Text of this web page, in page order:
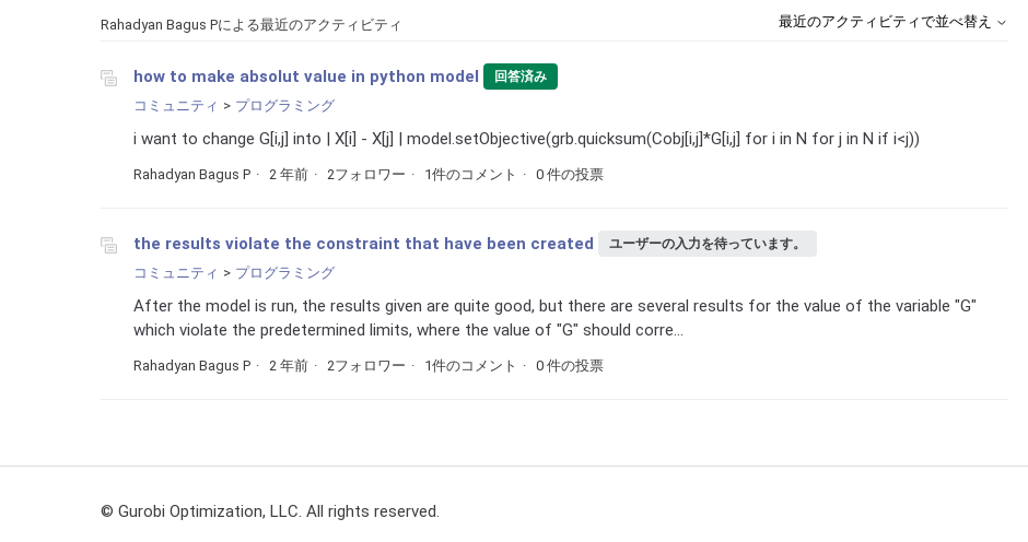
Rahadyan Bagus Pによる最近のアクティビティ 最近のアクティビティで並べ替え
how to make absolut value in python model 回答済み
コミュニティ プログラミング
i want to change G[i,j] into | X[i] - X[j] | model.setObjective(grb.quicksum(Cobj[i,j]*G[i,j] for i in N for j in N if i<j))
Rahadyan Bagus P 2 年前 2フォロワー 1件のコメント 0 件の投票
the results violate the constraint that have been created ユーザーの入力を待っています。
コミュニティ プログラミング
After the model is run, the results given are quite good, but there are several results for the value of the variable "G"
which violate the predetermined limits, where the value of "G" should corre...
Rahadyan Bagus P 2 年前 2フォロワー 1件のコメント 0 件の投票
© Gurobi Optimization, LLC. All rights reserved.